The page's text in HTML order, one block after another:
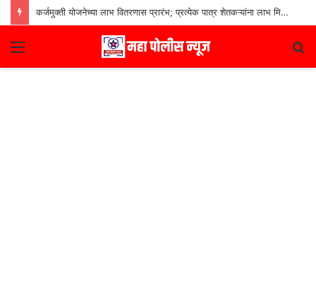
कर्जमुक्ती योजनेच्या लाभ वितरणास प्रारंभ; प्रत्येक पात्र शेतकऱ्यांना लाभ मिळणार– मुख्यमंत्री देवेंद्र फडणवीस
Menu